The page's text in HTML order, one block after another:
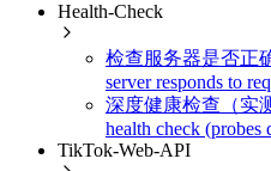
Health-Check
检查服务器是否正
server responds to
深度健康检查（实
health check (probes
TikTok-Web-API